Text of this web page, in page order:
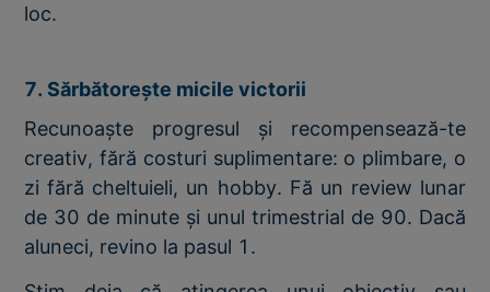
loc.
7. Sărbătorește micile victorii
Recunoaște progresul și recompensează-te
creativ, fără costuri suplimentare: o plimbare, o
zi fără cheltuieli, un hobby. Fă un review lunar
de 30 de minute și unul trimestrial de 90. Dacă
aluneci, revino la pasul 1.